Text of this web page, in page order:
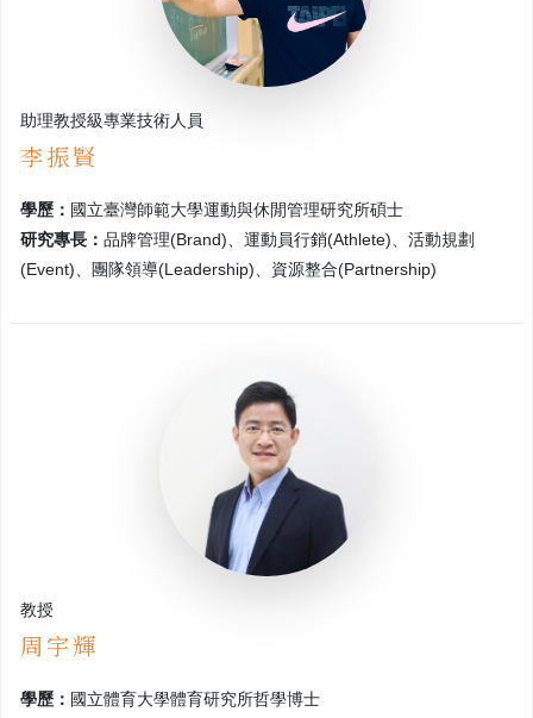
助理教授級專業技術人員
李振賢
學歷： 國立臺灣師範大學運動與休閒管理研究所碩士
研究專長： 品牌管理(Brand)、運動員行銷(Athlete)、活動規劃
(Event)、團隊領導(Leadership)、資源整合(Partnership)
教授
周宇輝
學歷： 國立體育大學體育研究所哲學博士